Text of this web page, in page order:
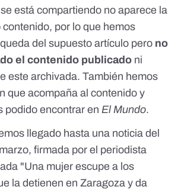
está compartiendo no aparece la
por lo que hemos
del supuesto artículo pero no
el contenido publicado ni
este archivada. También hemos
que acompaña al contenido y
podido encontrar en El Mundo.
llegado hasta una noticia del
firmada por el periodista
"Una mujer escupe a los
la detienen en Zaragoza y da